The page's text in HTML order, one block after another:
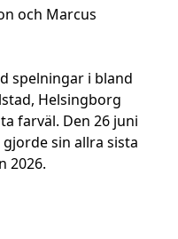
och Marcus
spelningar i bland
Helsingborg
farväl. Den 26 juni
gjorde sin allra sista
2026.